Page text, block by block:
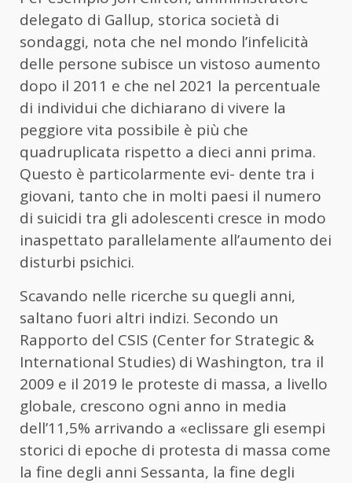
delegato di Gallup, storica società di
sondaggi, nota che nel mondo l’infelicità
delle persone subisce un vistoso aumento
dopo il 2011 e che nel 2021 la percentuale
di individui che dichiarano di vivere la
peggiore vita possibile è più che
quadruplicata rispetto a dieci anni prima.
Questo è particolarmente evi- dente tra i
giovani, tanto che in molti paesi il numero
di suicidi tra gli adolescenti cresce in modo
inaspettato parallelamente all’aumento dei
disturbi psichici.
Scavando nelle ricerche su quegli anni,
saltano fuori altri indizi. Secondo un
Rapporto del CSIS (Center for Strategic &
International Studies) di Washington, tra il
2009 e il 2019 le proteste di massa, a livello
globale, crescono ogni anno in media
dell’11,5% arrivando a «eclissare gli esempi
storici di epoche di protesta di massa come
la fine degli anni Sessanta, la fine degli